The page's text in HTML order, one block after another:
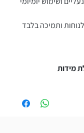
ותמיכה בלבד
מידות